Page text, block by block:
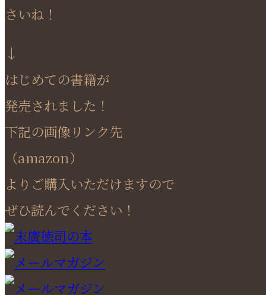
さいね！
↓
はじめての書籍が
発売されました！
下記の画像リンク先
（amazon）
よりご購入いただけますので
ぜひ読んでください！